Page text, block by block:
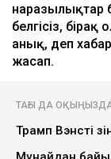
наразылықтар
белгісіз,
анық, деп
жасап.
ТАҒЫ ДА
Трамп Вэнсті